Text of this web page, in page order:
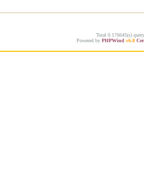
Total 0.176645(s)
Powered by PHPWind v6.0